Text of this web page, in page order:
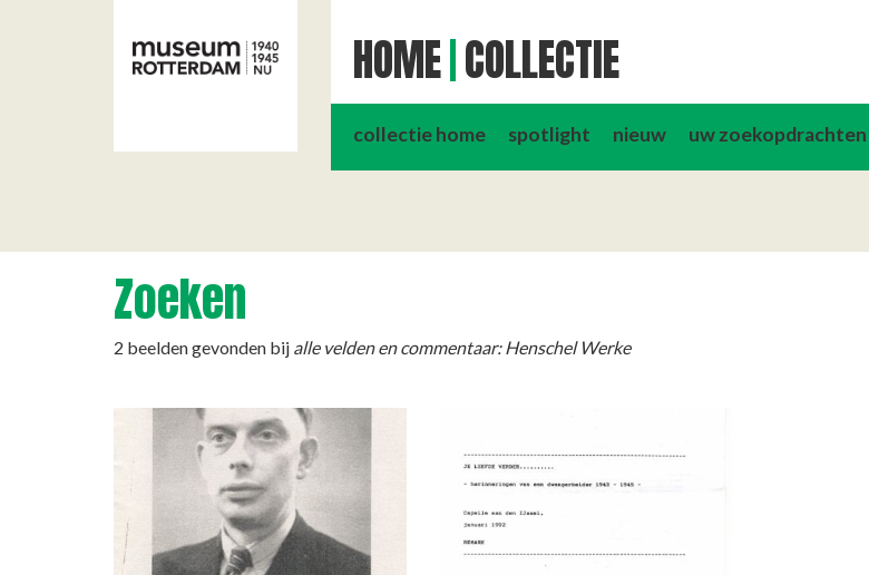
HOME COLLECTIE
collectie home spotlight nieuw uw zoekopdrachten
Zoeken
2 beelden gevonden bij alle velden en commentaar: Henschel Werke